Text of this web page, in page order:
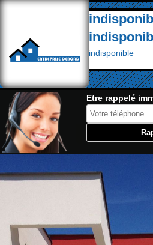
indisponible
Etre rappelé